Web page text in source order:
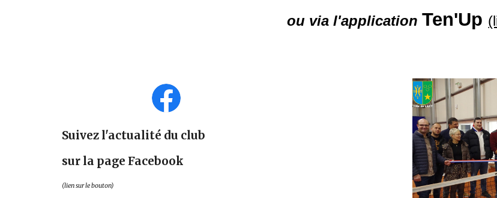
ou via l'applicationTen'Up
Suivez l'actualité du club
sur la page Facebook
(lien sur le bouton)